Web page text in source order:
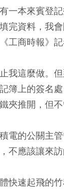
一本來賓登
完資料，我
工商時報》
我這麼做。
簿上的簽名
夾推開，但不
電的公關主
不應該讓來
快速起飛的